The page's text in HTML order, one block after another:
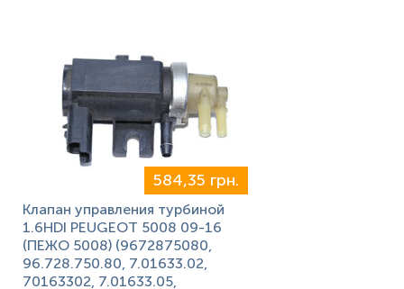
584,35 грн.
Клапан управления турбиной
1.6HDI PEUGEOT 5008 09-16
(ПЕЖО 5008) (9672875080,
96.728.750.80, 7.01633.02,
70163302, 7.01633.05,